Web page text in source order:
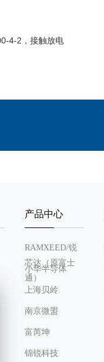
4-2，接触放电
产品中心
RAMXEED/锐
芯达（原富士
通）
小华半导体
上海贝岭
南京微盟
富芮坤
锦锐科技